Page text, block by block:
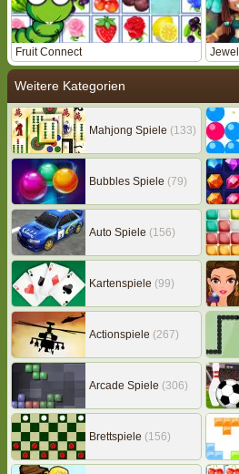
Fruit Connect
Weitere Kategorien
Mahjong Spiele (133)
Bubbles Spiele (79)
Auto Spiele (156)
Kartenspiele (99)
Actionspiele (267)
Arcade Spiele (306)
Brettspiele (156)